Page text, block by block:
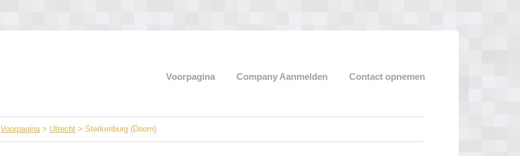
Voorpagina Company Aanmelden Contact opnemen
Voorpagina> Utrecht > Sterkenburg (Doorn)